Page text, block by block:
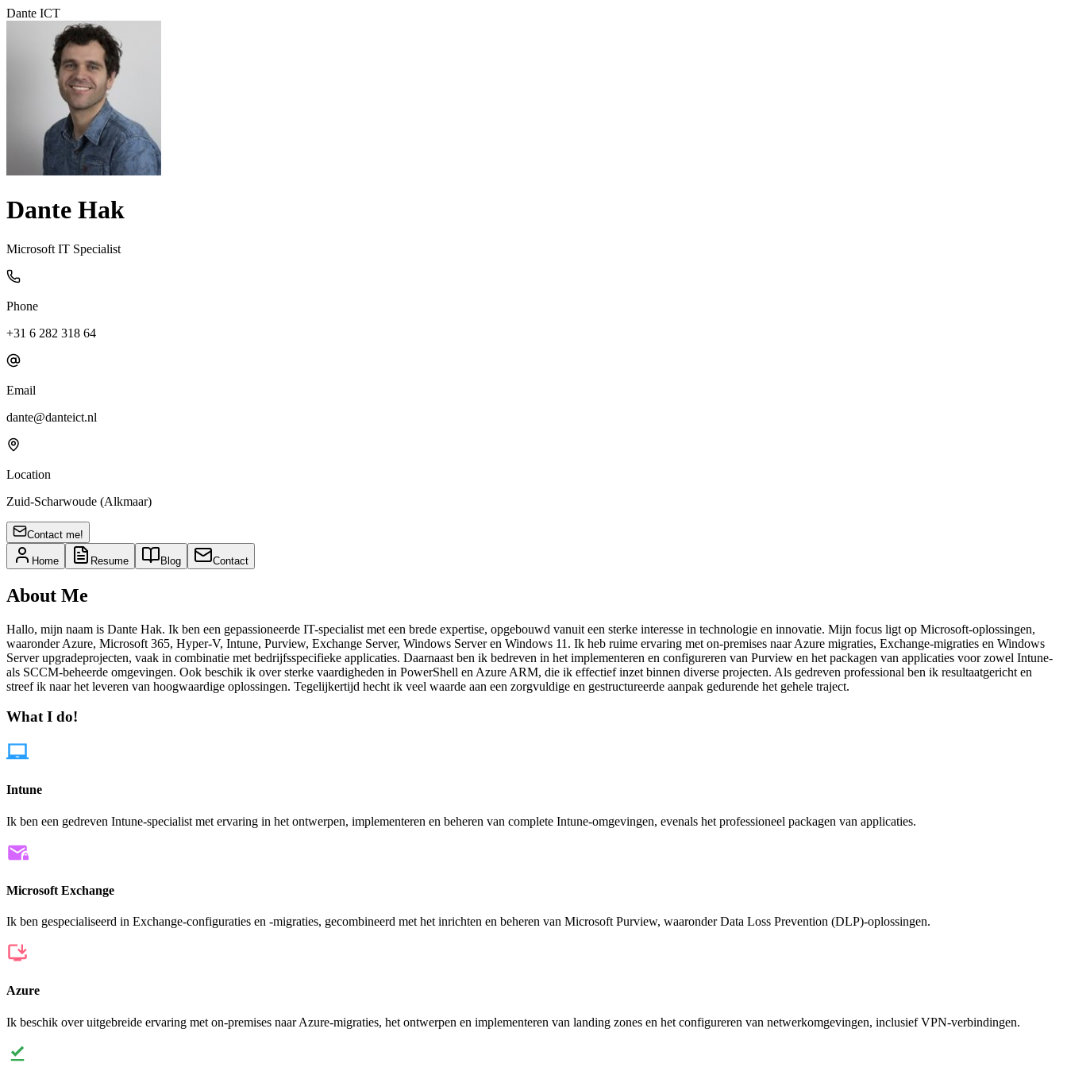
Dante ICT
Dante Hak
Microsoft IT Specialist
Phone
+31 6 282 318 64
Email
dante@danteict.nl
Location
Zuid-Scharwoude (Alkmaar)
Contact me!
Home Resume Blog Contact
About Me
Hallo, mijn naam is Dante Hak. Ik ben een gepassioneerde IT-specialist met een brede expertise, opgebouwd vanuit een sterke interesse in technologie en innovatie. Mijn focus ligt op Microsoft-oplossingen,
waaronder Azure, Microsoft 365, Hyper-V, Intune, Purview, Exchange Server, Windows Server en Windows 11. Ik heb ruime ervaring met on-premises naar Azure migraties, Exchange-migraties en Windows
Server upgradeprojecten, vaak in combinatie met bedrijfsspecifieke applicaties. Daarnaast ben ik bedreven in het implementeren en configureren van Purview en het packagen van applicaties voor zowel Intune-
als SCCM-beheerde omgevingen. Ook beschik ik over sterke vaardigheden in PowerShell en Azure ARM, die ik effectief inzet binnen diverse projecten. Als gedreven professional ben ik resultaatgericht en
streef ik naar het leveren van hoogwaardige oplossingen. Tegelijkertijd hecht ik veel waarde aan een zorgvuldige en gestructureerde aanpak gedurende het gehele traject.
What I do!
Intune
Ik ben een gedreven Intune-specialist met ervaring in het ontwerpen, implementeren en beheren van complete Intune-omgevingen, evenals het professioneel packagen van applicaties.
Microsoft Exchange
Ik ben gespecialiseerd in Exchange-configuraties en -migraties, gecombineerd met het inrichten en beheren van Microsoft Purview, waaronder Data Loss Prevention (DLP)-oplossingen.
Azure
Ik beschik over uitgebreide ervaring met on-premises naar Azure-migraties, het ontwerpen en implementeren van landing zones en het configureren van netwerkomgevingen, inclusief VPN-verbindingen.